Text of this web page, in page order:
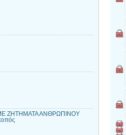
ΖΗΤΗΜΑΤΑ ΑΝΘΡΩΠΙΝΟΥ